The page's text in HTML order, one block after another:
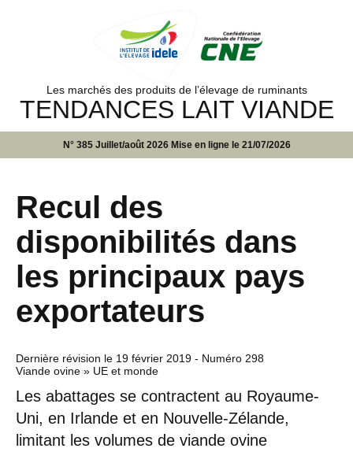
Les marchés des produits de l’élevage de ruminants
TENDANCES LAIT VIANDE
N° 385 Juillet/août 2026 Mise en ligne le 21/07/2026
Recul des
disponibilités dans
les principaux pays
exportateurs
Dernière révision le 19 février 2019 - Numéro 298
Viande ovine » UE et monde
Les abattages se contractent au Royaume-
Uni, en Irlande et en Nouvelle-Zélande,
limitant les volumes de viande ovine